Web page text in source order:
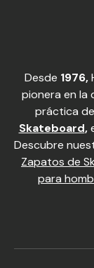
Desde 1976,
pionera en la
práctica
Skateboard,
Descubre
Zapatos de
para